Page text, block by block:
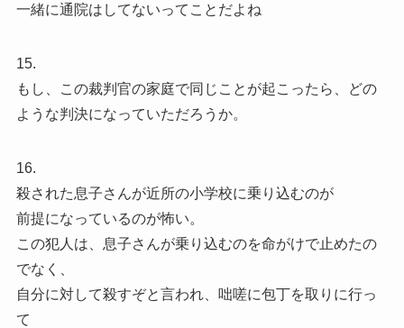
一緒に通院はしてないってことだよね
15.
もし、この裁判官の家庭で同じことが起こったら、どの
ような判決になっていただろうか。
16.
殺された息子さんが近所の小学校に乗り込むのが
前提になっているのが怖い。
この犯人は、息子さんが乗り込むのを命がけで止めたの
でなく、
自分に対して殺すぞと言われ、咄嗟に包丁を取りに行っ
て